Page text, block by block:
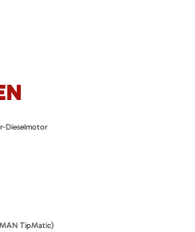
Dieselmotor
TipMatic)